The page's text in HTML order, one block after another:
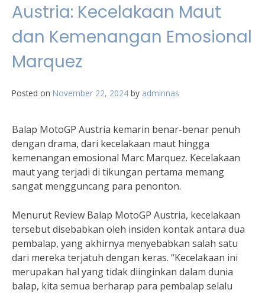
Austria: Kecelakaan Maut
dan Kemenangan Emosional
Marquez
Posted on November 22, 2024 by adminnas
Balap MotoGP Austria kemarin benar-benar penuh
dengan drama, dari kecelakaan maut hingga
kemenangan emosional Marc Marquez. Kecelakaan
maut yang terjadi di tikungan pertama memang
sangat mengguncang para penonton.
Menurut Review Balap MotoGP Austria, kecelakaan
tersebut disebabkan oleh insiden kontak antara dua
pembalap, yang akhirnya menyebabkan salah satu
dari mereka terjatuh dengan keras. “Kecelakaan ini
merupakan hal yang tidak diinginkan dalam dunia
balap, kita semua berharap para pembalap selalu